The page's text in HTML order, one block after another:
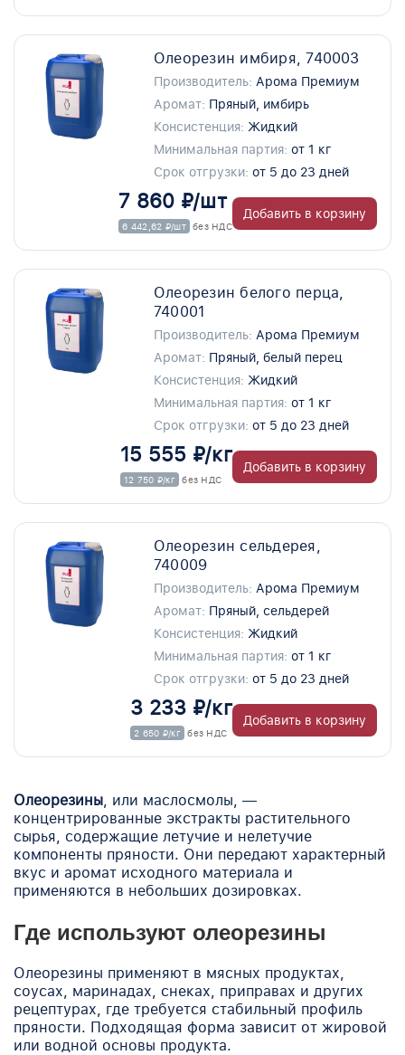
Олеорезин имбиря, 740003
Производитель: Арома Премиум
Аромат: Пряный, имбирь
Консистенция: Жидкий
Минимальная партия: от 1 кг
Срок отгрузки: от 5 до 23 дней
7 860 ₽/шт
6 442,62 ₽/шт без НДС
Добавить в корзину
Олеорезин белого перца,
740001
Производитель: Арома Премиум
Аромат: Пряный, белый перец
Консистенция: Жидкий
Минимальная партия: от 1 кг
Срок отгрузки: от 5 до 23 дней
15 555 ₽/кг
12 750 ₽/кг без НДС
Добавить в корзину
Олеорезин сельдерея,
740009
Производитель: Арома Премиум
Аромат: Пряный, сельдерей
Консистенция: Жидкий
Минимальная партия: от 1 кг
Срок отгрузки: от 5 до 23 дней
3 233 ₽/кг
2 650 ₽/кг без НДС
Добавить в корзину
Олеорезины, или маслосмолы, —
концентрированные экстракты растительного
сырья, содержащие летучие и нелетучие
компоненты пряности. Они передают характерный
вкус и аромат исходного материала и
применяются в небольших дозировках.
Где используют олеорезины
Олеорезины применяют в мясных продуктах,
соусах, маринадах, снеках, приправах и других
рецептурах, где требуется стабильный профиль
пряности. Подходящая форма зависит от жировой
или водной основы продукта.